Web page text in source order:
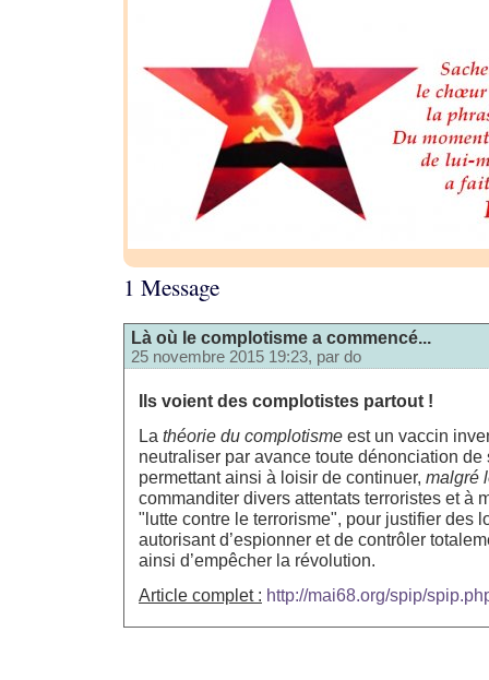
1 Message
Là où le complotisme a commencé...
25 novembre 2015 19:23, par do
Ils voient des complotistes partout !
La théorie du complotisme est un vaccin
neutraliser par avance toute dénonciation
permettant ainsi à loisir de continuer, malgré
commanditer divers attentats terroristes et à
"lutte contre le terrorisme", pour justifier des
autorisant d’espionner et de contrôler
ainsi d’empêcher la révolution.
Article complet : http://mai68.org/spip/